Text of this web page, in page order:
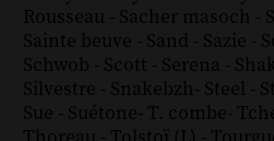
Rousseau - Sacher masoch -
Sainte beuve - Sand - Sazie -
Schwob - Scott - Serena -
Silvestre - Snakebzh- Steel -
Sue - Suétone- T. combe-